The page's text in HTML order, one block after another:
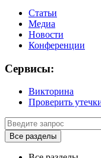
Статьи
Медиа
Новости
Конференции
Сервисы:
Викторина
Проверить
Все разделы